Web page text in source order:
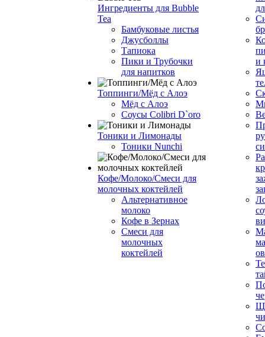
Ингредиенты для Bubble
Tea
Бамбуковые листья
Джусболлы
Тапиока
Пики и Трубочки
для напитков
Топпинги/Мёд с Алоэ
Мёд с Алоэ
Соусы Colibri D`oro
Тоники и Лимонады
Тоники Nunchi
Кофе/Молоко/Смеси для
молочных коктейлей
Альтернативное
молоко
Кофе в Зернах
Смеси для
молочных
коктейлей
и